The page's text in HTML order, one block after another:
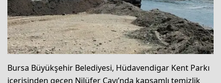
Bursa Büyükşehir Belediyesi, Hüdavendigar Kent Parkı
içerisinden geçen Nilüfer Çayı’nda kapsamlı temizlik